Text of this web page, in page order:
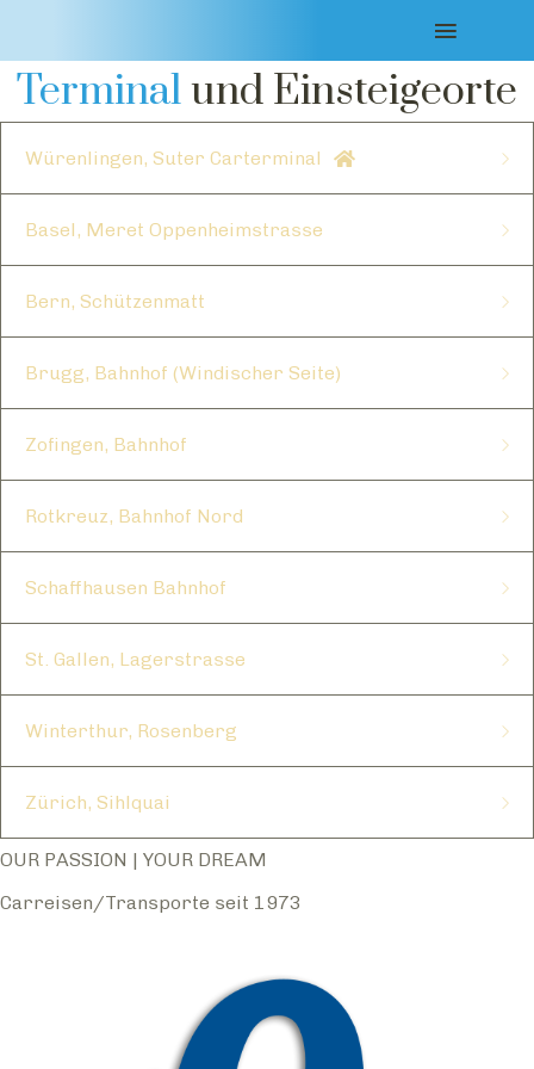
Terminalund Einsteigeorte
Würenlingen, Suter Carterminal
Basel, Meret Oppenheimstrasse
Einstieg Basel Meret Oppenheimstrasse
Bern, Schützenmatt
Einstieg Bern Schützenmatt
Brugg, Bahnhof (Windischer Seite)
Zofingen, Bahnhof
Rotkreuz, Bahnhof Nord
Schaffhausen Bahnhof
St. Gallen, Lagerstrasse
Einstieg St. Gallen Lagerstrasse
Winterthur, Rosenberg
Zürich, Sihlquai
OUR PASSION | YOUR DREAM
Carreisen/Transporte seit 1973